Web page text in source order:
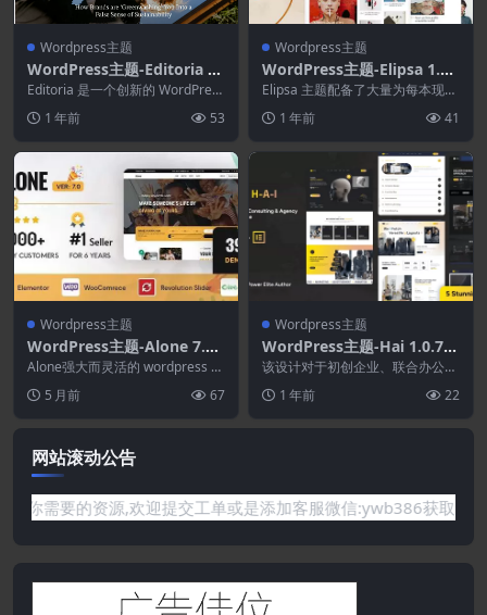
Wordpress主题
WordPress主题-Editoria 1.
2.0-报纸和杂志WordPress
主题
Editoria 是一个创新的 WordPress
1 年前 53
Wordpress主题
WordPress主题-Elipsa 1.4.
1–创意杂志WordPress主题
Elipsa 主题配备了大量为每本现代
客设计的不同...
1 年前 41
Wordpress主题
WordPress主题-Alone 7.9.
1.3–慈善多用途非营利Word
Press主题
Alone强大而灵活的 wordpress 主
题，附带 30 个独特而令人惊叹
的...5 月前 67
Wordpress主题
WordPress主题-Hai 1.0.7–E
lementor Agency WordPr
ess主题
该设计对于初创企业、联合办公空
间、云托管、应用程序、活动、商
业、个人投资组合、服...
1 年前 22
网站滚动公告
要的资源,欢迎提交工单或是添加客服微信:ywb386获取帮助！